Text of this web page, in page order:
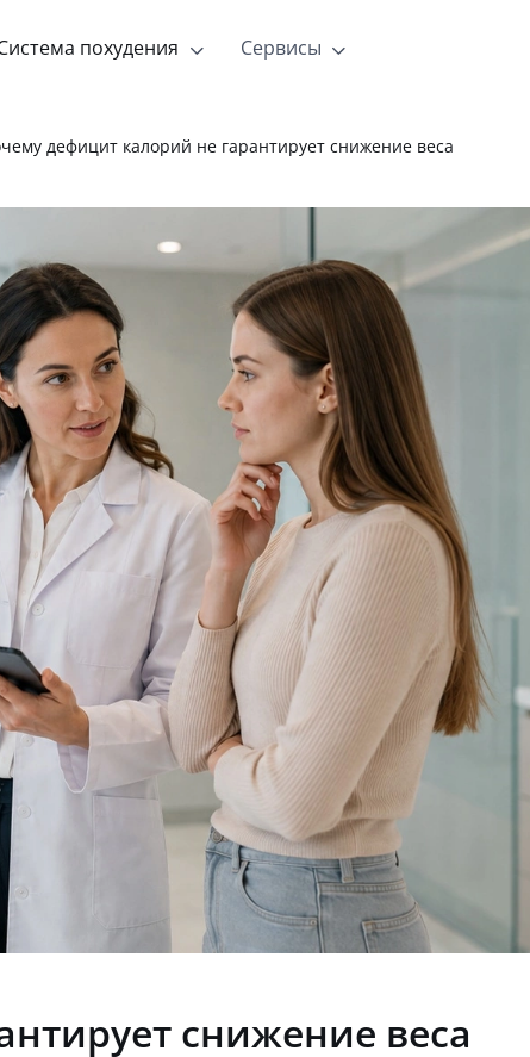
похудения Сервисы
дефицит калорий не гарантирует снижение веса
снижение веса